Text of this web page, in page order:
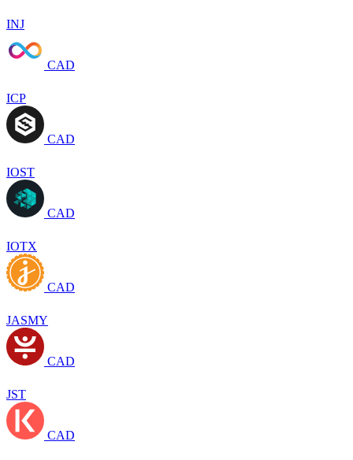
INJ
CAD
ICP
CAD
IOST
CAD
IOTX
CAD
JASMY
CAD
JST
CAD